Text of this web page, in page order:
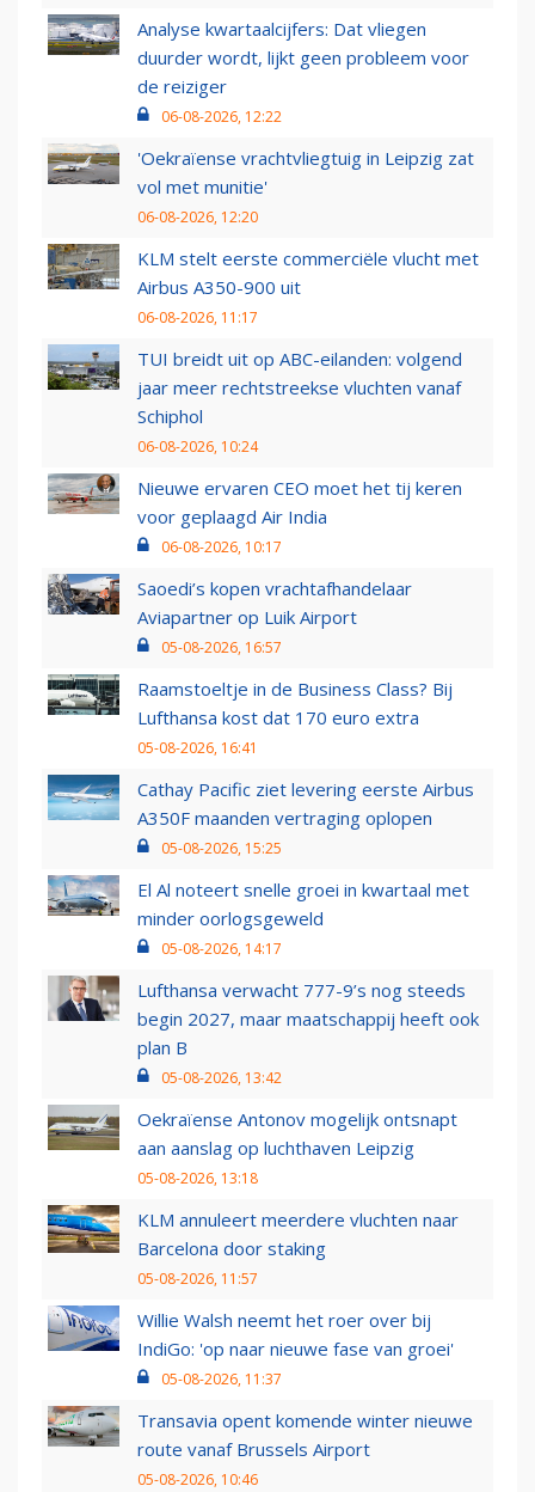
Analyse kwartaalcijfers: Dat vliegen
duurder wordt, lijkt geen probleem voor
de reiziger
06-08-2026, 12:22
'Oekraïense vrachtvliegtuig in Leipzig zat
vol met munitie'
06-08-2026, 12:20
KLM stelt eerste commerciële vlucht met
Airbus A350-900 uit
06-08-2026, 11:17
TUI breidt uit op ABC-eilanden: volgend
jaar meer rechtstreekse vluchten vanaf
Schiphol
06-08-2026, 10:24
Nieuwe ervaren CEO moet het tij keren
voor geplaagd Air India
06-08-2026, 10:17
Saoedi’s kopen vrachtafhandelaar
Aviapartner op Luik Airport
05-08-2026, 16:57
Raamstoeltje in de Business Class? Bij
Lufthansa kost dat 170 euro extra
05-08-2026, 16:41
Cathay Pacific ziet levering eerste Airbus
A350F maanden vertraging oplopen
05-08-2026, 15:25
El Al noteert snelle groei in kwartaal met
minder oorlogsgeweld
05-08-2026, 14:17
Lufthansa verwacht 777-9’s nog steeds
begin 2027, maar maatschappij heeft ook
plan B
05-08-2026, 13:42
Oekraïense Antonov mogelijk ontsnapt
aan aanslag op luchthaven Leipzig
05-08-2026, 13:18
KLM annuleert meerdere vluchten naar
Barcelona door staking
05-08-2026, 11:57
Willie Walsh neemt het roer over bij
IndiGo: 'op naar nieuwe fase van groei'
05-08-2026, 11:37
Transavia opent komende winter nieuwe
route vanaf Brussels Airport
05-08-2026, 10:46